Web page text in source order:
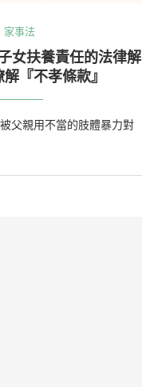
家事法
女扶養責任的法律解
『不孝條款』
父親用不當的肢體暴力對